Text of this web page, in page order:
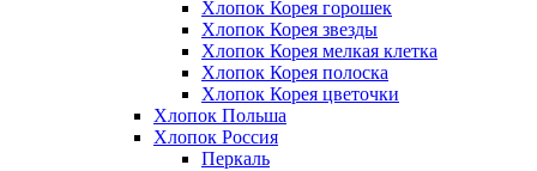
Хлопок Корея горошек
Хлопок Корея звезды
Хлопок Корея мелкая клетка
Хлопок Корея полоска
Хлопок Корея цветочки
Хлопок Польша
Хлопок Россия
Перкаль